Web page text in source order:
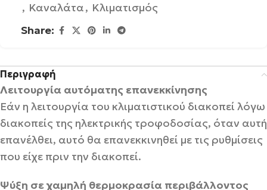
, Καναλάτα, Κλιματισμός
Share:
Περιγραφή
Λειτουργία αυτόματης επανεκκίνησης
Εάν η λειτουργία του κλιματιστικού διακοπεί λόγω
διακοπείς της ηλεκτρικής τροφοδοσίας, όταν αυτή
επανέλθει, αυτό θα επανεκκινηθεί με τις ρυθμίσεις
που είχε πριν την διακοπεί.
Ψύξη σε χαμηλή θερμοκρασία περιβάλλοντος